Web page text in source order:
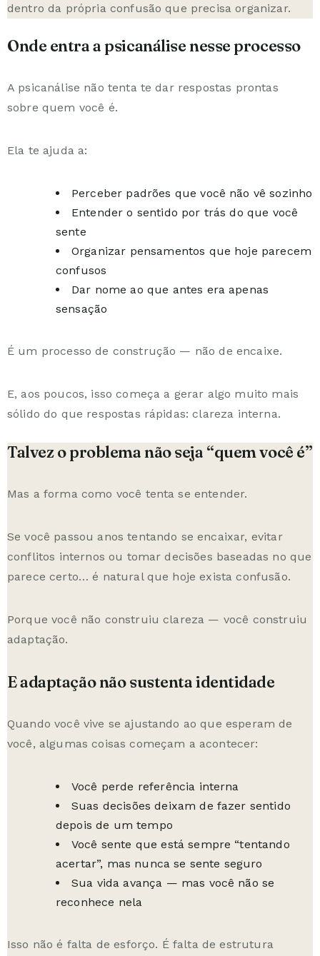
dentro da própria confusão que precisa organizar.
Onde entra a psicanálise nesse processo
A psicanálise não tenta te dar respostas prontas
sobre quem você é.
Ela te ajuda a:
Perceber padrões que você não vê sozinho
Entender o sentido por trás do que você
sente
Organizar pensamentos que hoje parecem
confusos
Dar nome ao que antes era apenas
sensação
É um processo de construção — não de encaixe.
E, aos poucos, isso começa a gerar algo muito mais
sólido do que respostas rápidas: clareza interna.
Talvez o problema não seja “quem você é”
Mas a forma como você tenta se entender.
Se você passou anos tentando se encaixar, evitar
conflitos internos ou tomar decisões baseadas no que
parece certo… é natural que hoje exista confusão.
Porque você não construiu clareza — você construiu
adaptação.
E adaptação não sustenta identidade
Quando você vive se ajustando ao que esperam de
você, algumas coisas começam a acontecer:
Você perde referência interna
Suas decisões deixam de fazer sentido
depois de um tempo
Você sente que está sempre “tentando
acertar”, mas nunca se sente seguro
Sua vida avança — mas você não se
reconhece nela
Isso não é falta de esforço. É falta de estrutura